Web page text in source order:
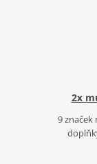
2x
9 značek